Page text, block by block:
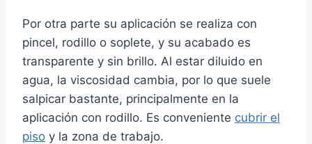
Por otra parte su aplicación se realiza con
pincel, rodillo o soplete, y su acabado es
transparente y sin brillo. Al estar diluido en
agua, la viscosidad cambia, por lo que suele
salpicar bastante, principalmente en la
aplicación con rodillo. Es conveniente cubrir el
piso y la zona de trabajo.